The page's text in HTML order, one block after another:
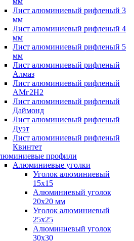
Лист алюминиевый рифленый 3
мм
Лист алюминиевый рифленый 4
мм
Лист алюминиевый рифленый 5
мм
Лист алюминиевый рифленый
Алмаз
Лист алюминиевый рифленый
АМг2Н2
Лист алюминиевый рифленый
Даймонд
Лист алюминиевый рифленый
Дуэт
Лист алюминиевый рифленый
Квинтет
профили
Алюминиевые уголки
Уголок алюминиевый
15х15
Алюминиевый уголок
20х20 мм
Уголок алюминиевый
25х25
Алюминиевый уголок
30х30